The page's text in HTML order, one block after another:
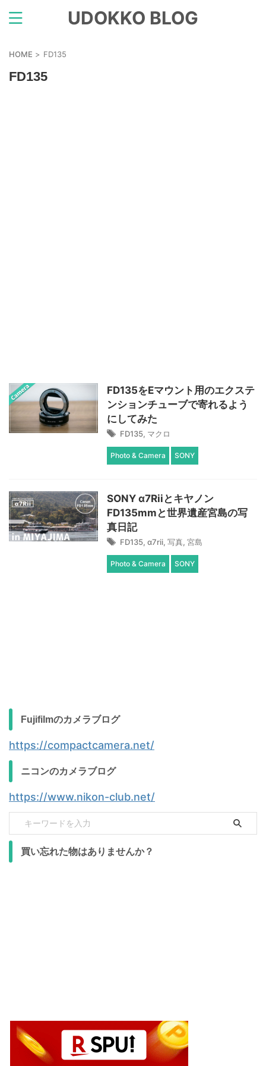
UDOKKO BLOG
HOME > FD135
FD135
FD135をEマウント用のエクステ
ンションチューブで寄れるよう
にしてみた
FD135, マクロ
Photo & Camera SONY
SONY α7Riiとキヤノン
FD135mmと世界遺産宮島の写
真日記
FD135, α7rii, 写真, 宮島
Photo & Camera SONY
Fujifilmのカメラブログ
https://compactcamera.net/
ニコンのカメラブログ
https://www.nikon-club.net/
買い忘れた物はありませんか？